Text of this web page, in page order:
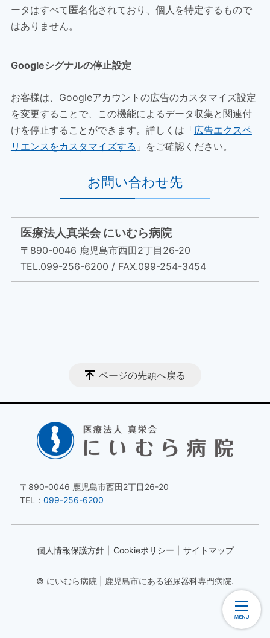
ータはすべて匿名化されており、個人を特定するもので
はありません。
Googleシグナルの停止設定
お客様は、Googleアカウントの広告のカスタマイズ設定
を変更することで、この機能によるデータ収集と関連付
けを停止することができます。詳しくは「広告エクスペ
リエンスをカスタマイズする 」をご確認ください。
お問い合わせ先
医療法人真栄会 にいむら病院
〒890-0046 鹿児島市西田2丁目26-20
TEL.099-256-6200 / FAX.099-254-3454
ページの先頭へ戻る
〒890-0046 鹿児島市西田2丁目26-20
TEL： 099-256-6200
個人情報保護方針 Cookieポリシー サイトマップ
© にいむら病院 | 鹿児島市にある泌尿器科専門病院.